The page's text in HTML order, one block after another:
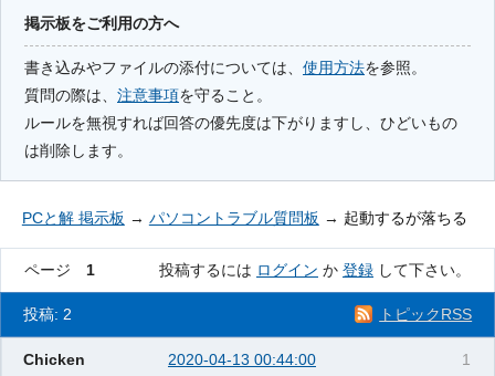
使用方法
検索
登録
ログイン
掲示板をご利用の方へ
書き込みやファイルの添付については、 使用方法を参照。
質問の際は、 注意事項を守ること。
ルールを無視すれば回答の優先度は下がりますし、ひどいもの
は削除します。
PCと解 掲示板 → パソコントラブル質問板 → 起動するが落ちる
ページ 1 投稿するには ログイン か 登録 して下さい。
トピックRSS
投稿: 2
1
Chicken 2020-04-13 00:44:00